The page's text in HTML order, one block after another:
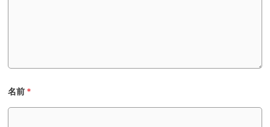
名前 *